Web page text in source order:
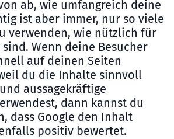
ab, wie umfangreich deine
ist aber immer, nur so viele
verwenden, wie nützlich für
Wenn deine Besucher
auf deinen Seiten
du die Inhalte sinnvoll
aussagekräftige
dann kannst du
dass Google den Inhalt
positiv bewertet.